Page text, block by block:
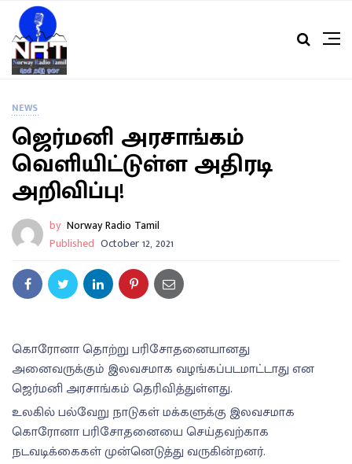
NEWS
ஜெர்மனி அரசாங்கம்
வெளியிட்டுள்ள அதிரடி
அறிவிப்பு!
by Norway Radio Tamil
Published October 12, 2021
கொரோனா தொற்று பரிசோதனையானது
அனைவருக்கும் இலவசமாக வழங்கப்படமாட்டாது என
ஜெர்மனி அரசாங்கம் தெரிவித்துள்ளது.
உலகில் பல்வேறு நாடுகள் மக்களுக்கு இலவசமாக
கொரோனா பரிசோதனையை செய்தவற்காக
நடவடிக்கைகள் முன்னெடுத்து வருகின்றனர்.